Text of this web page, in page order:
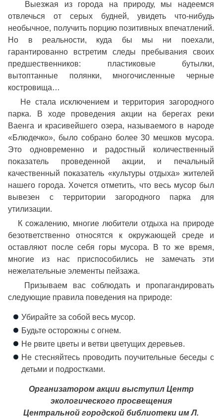
Выезжая из города на природу, мы надеемся
отвлечься от серых будней, увидеть что-нибудь
необычное, получить порцию позитивных впечатлений.
Но в реальности, куда бы мы ни поехали,
гарантированно встретим следы пребывания своих
предшественников: пластиковые бутылки,
вытоптанные полянки, многочисленные черные
костровища…
Не стала исключением и территория загородного
парка. В ходе проведения акции на берегах реки
Ваенга и красивейшего озера, называемого в народе
«Блюдечко», было собрано более 30 мешков мусора.
Это одновременно и радостный количественный
показатель проведенной акции, и печальный
качественный показатель «культуры отдыха» жителей
нашего города. Хочется отметить, что весь мусор был
вывезен с территории загородного парка для
утилизации.
К сожалению, многие любители отдыха на природе
безответственно относятся к окружающей среде и
оставляют после себя горы мусора. В то же время,
многие из нас приспособились не замечать эти
нежелательные элементы пейзажа.
Призываем вас соблюдать и пропагандировать
следующие правила поведения на природе:
Убирайте за собой весь мусор.
Будьте осторожны с огнем.
Не рвите цветы и ветви цветущих деревьев.
Не стесняйтесь проводить поучительные беседы с
детьми и подростками.
Организатором акции выступил Центр
экологического просвещения
Центральной городской библиотеки им Л.